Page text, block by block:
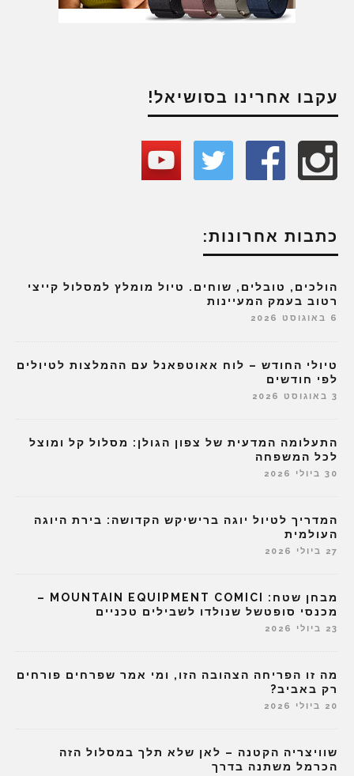
עקבו אחרינו בסושיאל!
כתבות אחרונות:
הולכים, טובלים, שוחים. טיול מומלץ למסלול קייצי
רטוב בעמק המעיינות
6 באוגוסט 2026
טיולי החודש – לוח אאוטפאנל עם ההמלצות לטיולים
לפי חודשים
3 באוגוסט 2026
התעלומה המדעית של צפון הגולן: מסלול קל ומוצל
לכל המשפחה
30 ביולי 2026
המדריך לטיול יוגה ברישיקש הקדושה: בירת היוגה
העולמית
27 ביולי 2026
מבחן שטח: MOUNTAIN EQUIPMENT COMICI –
מכנסי סופטשל שנולדו לשבילים טכניים
23 ביולי 2026
מה זו הפריחה הצהובה הזו, ומי אמר שפרחים פורחים
רק באביב?
20 ביולי 2026
שוויצריה הקטנה – לאן שלא תלך במסלול הזה
הכרמל משתנה בדרך